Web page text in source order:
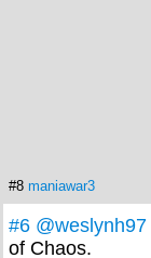
#8 maniawar3
#6 @weslynh97
of Chaos.